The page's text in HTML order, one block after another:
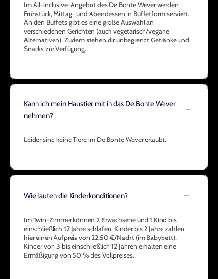
Im All-inclusive-Angebot des De Bonte Wever werden
Frühstück, Mittag- und Abendessen in Buffetform serviert.
An den Buffets gibt es eine große Auswahl an
verschiedenen Gerichten (auch vegetarisch/vegane
Alternativen). Zudem stehen dir unbegrenzt Getränke und
Snacks zur Verfügung.
Kann ich mein Haustier mit in das De Bonte Wever
nehmen?
Leider sind keine Tiere im De Bonte Wever erlaubt.
Wie lauten die Kinderkonditionen?
Im Twin-Zimmer können 2 Erwachsene und 1 Kind bis
einschließlich 12 Jahre schlafen. Kinder bis 2 Jahre zahlen
hier einen Aufpreis von 22,50 €/Nacht (im Babybett),
Kinder von 3 bis einschließlich 12 Jahren erhalten eine
Ermäßigung von 50 % des Vollpreises.